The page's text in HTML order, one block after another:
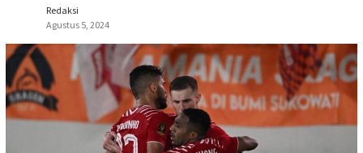
Redaksi
Agustus 5, 2024